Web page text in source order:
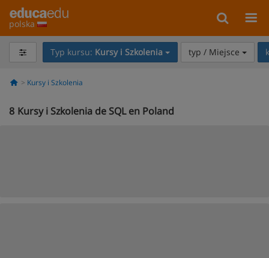
polska
Typ kursu: Kursy i Szkolenia typ / Miejsce
Kursy i Szkolenia
8 Kursy i Szkolenia de SQL en Poland